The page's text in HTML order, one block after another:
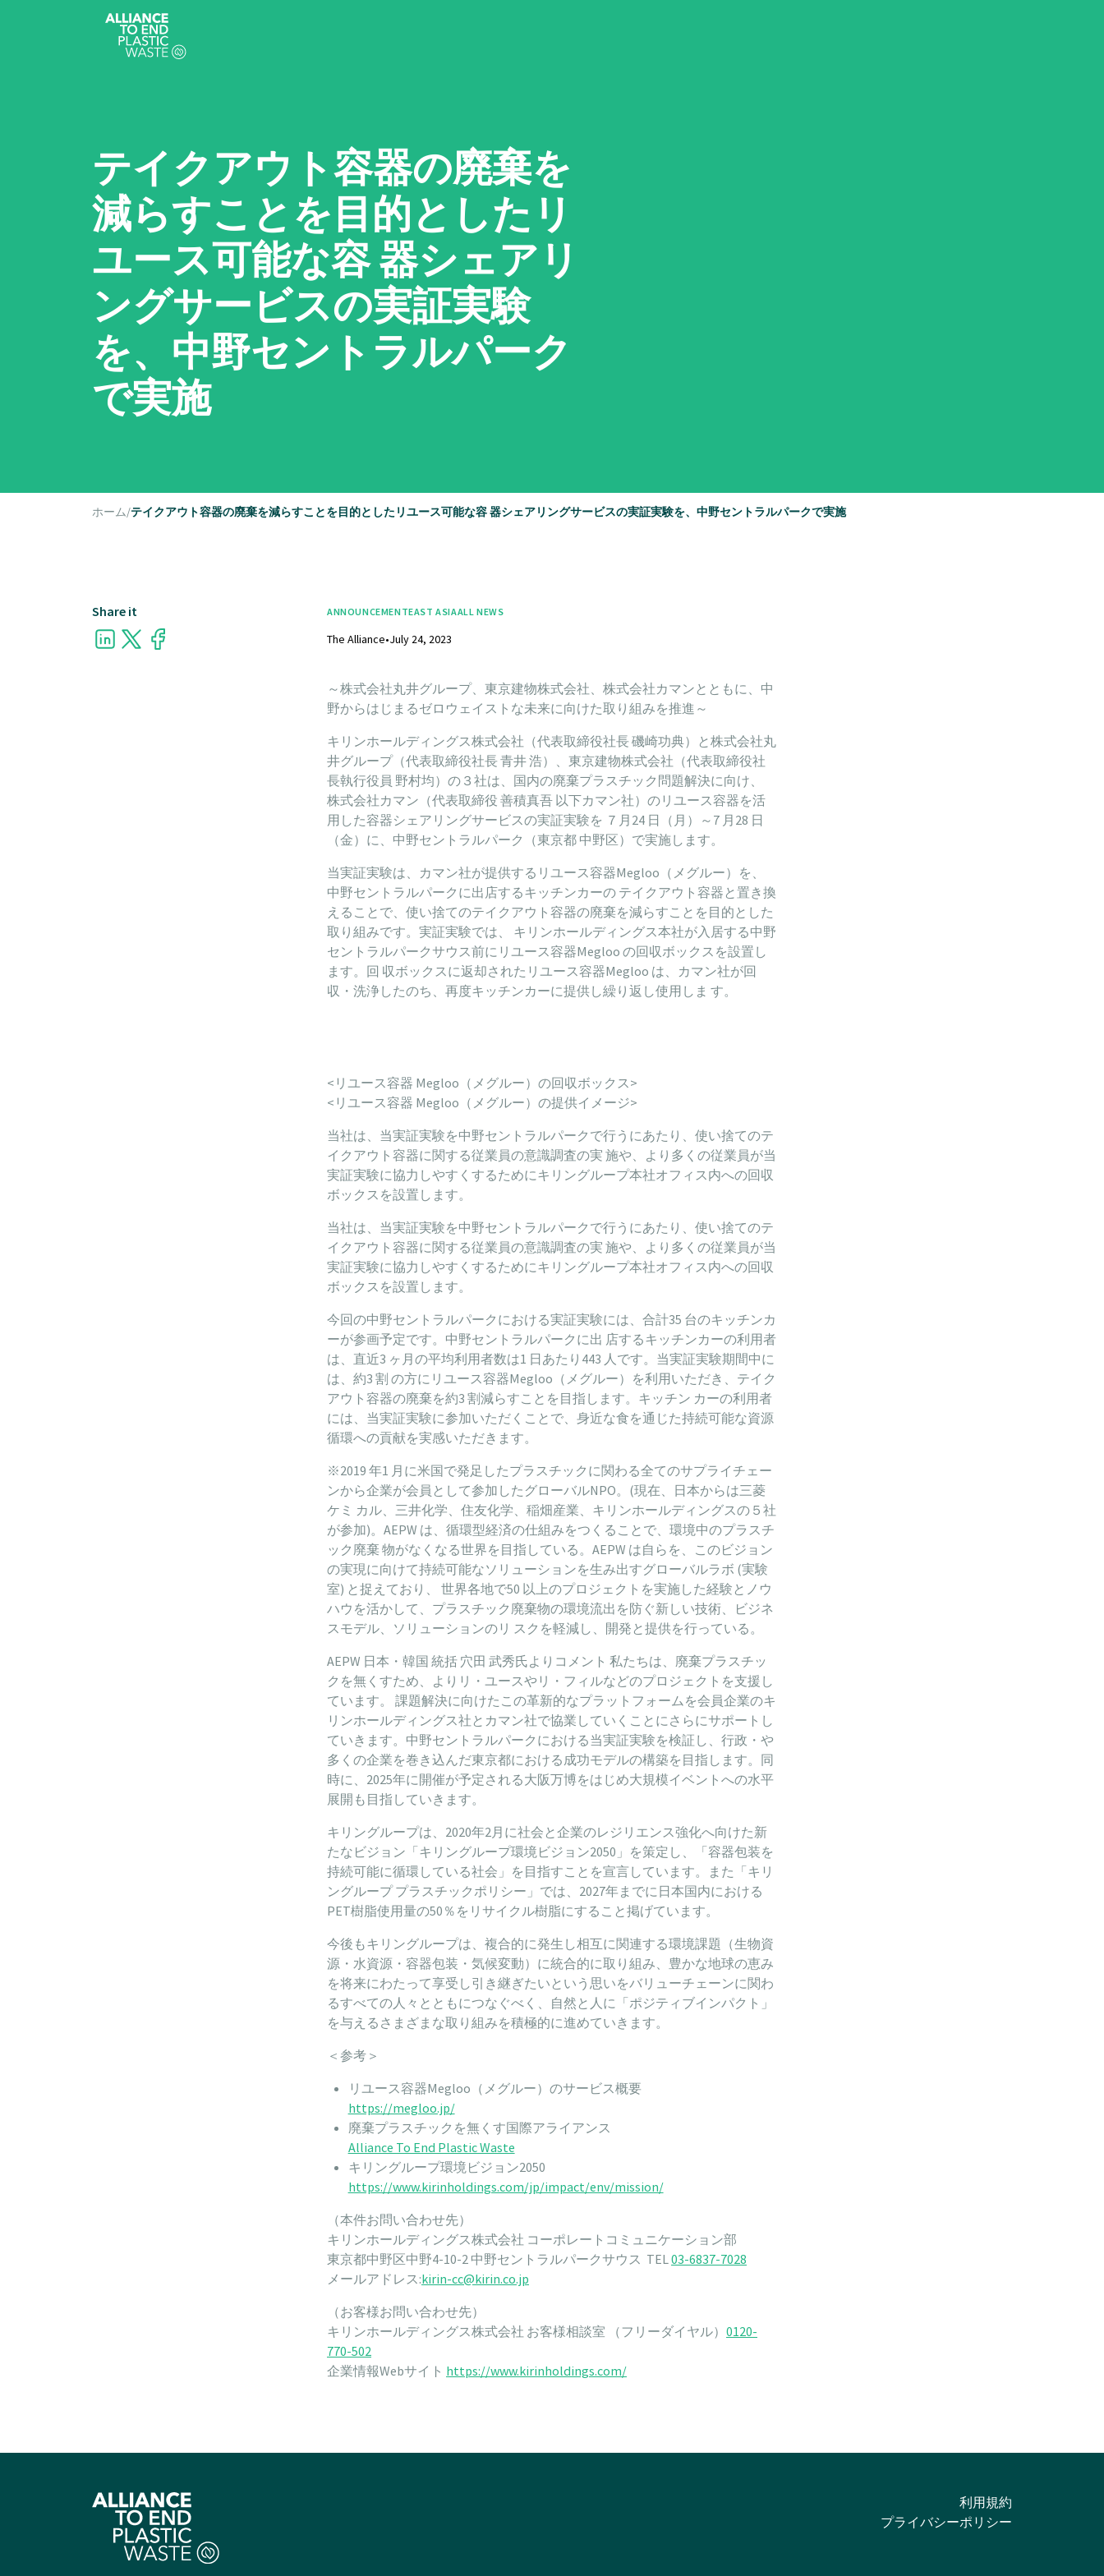
テイクアウト容器の廃棄を
減らすことを目的としたリ
ユース可能な容 器シェアリ
ングサービスの実証実験
を、中野セントラルパーク
で実施
ホーム/テイクアウト容器の廃棄を減らすことを目的としたリユース可能な容 器シェアリングサービスの実証実験を、中野セントラルパークで実施
Share it ANNOUNCEMENTEAST ASIAALL NEWS
The Alliance•July 24, 2023
～株式会社丸井グループ、東京建物株式会社、株式会社カマンとともに、中
野からはじまるゼロウェイストな未来に向けた取り組みを推進～
キリンホールディングス株式会社（代表取締役社長 磯崎功典）と株式会社丸
井グループ（代表取締役社長 青井 浩）、東京建物株式会社（代表取締役社
長執行役員 野村均）の３社は、国内の廃棄プラスチック問題解決に向け、
株式会社カマン（代表取締役 善積真吾 以下カマン社）のリユース容器を活
用した容器シェアリングサービスの実証実験を ７月24 日（月）～7 月28 日
（金）に、中野セントラルパーク（東京都 中野区）で実施します。
当実証実験は、カマン社が提供するリユース容器Megloo（メグルー）を、
中野セントラルパークに出店するキッチンカーの テイクアウト容器と置き換
えることで、使い捨てのテイクアウト容器の廃棄を減らすことを目的とした
取り組みです。実証実験では、 キリンホールディングス本社が入居する中野
セントラルパークサウス前にリユース容器Megloo の回収ボックスを設置し
ます。回 収ボックスに返却されたリユース容器Megloo は、カマン社が回
収・洗浄したのち、再度キッチンカーに提供し繰り返し使用しま す。
<リユース容器 Megloo（メグルー）の回収ボックス>
<リユース容器 Megloo（メグルー）の提供イメージ>
当社は、当実証実験を中野セントラルパークで行うにあたり、使い捨てのテ
イクアウト容器に関する従業員の意識調査の実 施や、より多くの従業員が当
実証実験に協力しやすくするためにキリングループ本社オフィス内への回収
ボックスを設置します。
当社は、当実証実験を中野セントラルパークで行うにあたり、使い捨てのテ
イクアウト容器に関する従業員の意識調査の実 施や、より多くの従業員が当
実証実験に協力しやすくするためにキリングループ本社オフィス内への回収
ボックスを設置します。
今回の中野セントラルパークにおける実証実験には、合計35 台のキッチンカ
ーが参画予定です。中野セントラルパークに出 店するキッチンカーの利用者
は、直近3 ヶ月の平均利用者数は1 日あたり443 人です。当実証実験期間中に
は、約3 割 の方にリユース容器Megloo（メグルー）を利用いただき、テイク
アウト容器の廃棄を約3 割減らすことを目指します。キッチン カーの利用者
には、当実証実験に参加いただくことで、身近な食を通じた持続可能な資源
循環への貢献を実感いただきます。
※2019 年1 月に米国で発足したプラスチックに関わる全てのサプライチェー
ンから企業が会員として参加したグローバルNPO。(現在、日本からは三菱
ケミ カル、三井化学、住友化学、稲畑産業、キリンホールディングスの５社
が参加)。AEPW は、循環型経済の仕組みをつくることで、環境中のプラスチ
ック廃棄 物がなくなる世界を目指している。AEPW は自らを、このビジョン
の実現に向けて持続可能なソリューションを生み出すグローバルラボ (実験
室) と捉えており、 世界各地で50 以上のプロジェクトを実施した経験とノウ
ハウを活かして、プラスチック廃棄物の環境流出を防ぐ新しい技術、ビジネ
スモデル、ソリューションのリ スクを軽減し、開発と提供を行っている。
AEPW 日本・韓国 統括 穴田 武秀氏よりコメント 私たちは、廃棄プラスチッ
クを無くすため、よりリ・ユースやリ・フィルなどのプロジェクトを支援し
ています。 課題解決に向けたこの革新的なプラットフォームを会員企業のキ
リンホールディングス社とカマン社で協業していくことにさらにサポートし
ていきます。中野セントラルパークにおける当実証実験を検証し、行政・や
多くの企業を巻き込んだ東京都における成功モデルの構築を目指します。同
時に、2025年に開催が予定される大阪万博をはじめ大規模イベントへの水平
展開も目指していきます。
キリングループは、2020年2月に社会と企業のレジリエンス強化へ向けた新
たなビジョン「キリングループ環境ビジョン2050」を策定し、「容器包装を
持続可能に循環している社会」を目指すことを宣言しています。また「キリ
ングループ プラスチックポリシー」では、2027年までに日本国内における
PET樹脂使用量の50％をリサイクル樹脂にすること掲げています。
今後もキリングループは、複合的に発生し相互に関連する環境課題（生物資
源・水資源・容器包装・気候変動）に統合的に取り組み、豊かな地球の恵み
を将来にわたって享受し引き継ぎたいという思いをバリューチェーンに関わ
るすべての人々とともにつなぐべく、自然と人に「ポジティブインパクト」
を与えるさまざまな取り組みを積極的に進めていきます。
＜参考＞
リユース容器Megloo（メグルー）のサービス概要
https://megloo.jp/
廃棄プラスチックを無くす国際アライアンス
Alliance To End Plastic Waste
キリングループ環境ビジョン2050
https://www.kirinholdings.com/jp/impact/env/mission/
（本件お問い合わせ先）
キリンホールディングス株式会社 コーポレートコミュニケーション部
東京都中野区中野4-10-2 中野セントラルパークサウス TEL 03-6837-7028
メールアドレス:kirin-cc@kirin.co.jp
（お客様お問い合わせ先）
キリンホールディングス株式会社 お客様相談室 （フリーダイヤル） 0120-
770-502
企業情報Webサイト https://www.kirinholdings.com/
利用規約
プライバシーポリシー